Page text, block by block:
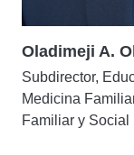
Oladimeji A.
Subdirector,
Medicina
Familiar y Social